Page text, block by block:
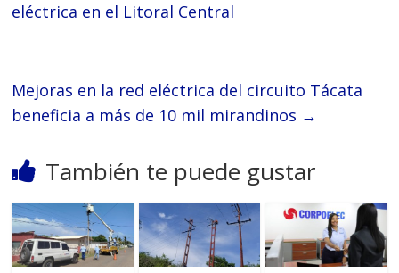
eléctrica en el Litoral Central
Mejoras en la red eléctrica del circuito Tácata
beneficia a más de 10 mil mirandinos →
También te puede gustar